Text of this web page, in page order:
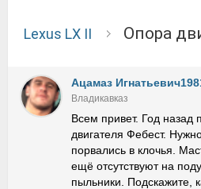
Lexus LX II Опора
Ацамаз
Владикавказ
Всем привет. Год назад
двигателя Фебест.
порвались в клочья.
ещё отсутствуют на
пыльники. Подскажите,